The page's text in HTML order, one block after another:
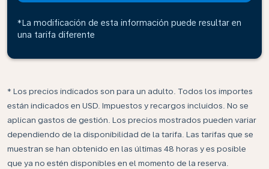
*La modificación de esta información puede resultar en
una tarifa diferente
* Los precios indicados son para un adulto. Todos los importes
están indicados en USD. Impuestos y recargos incluidos. No se
aplican gastos de gestión. Los precios mostrados pueden variar
dependiendo de la disponibilidad de la tarifa. Las tarifas que se
muestran se han obtenido en las últimas 48 horas y es posible
que ya no estén disponibles en el momento de la reserva.